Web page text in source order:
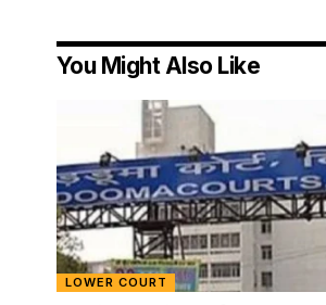
You Might Also Like
LOWER COURT